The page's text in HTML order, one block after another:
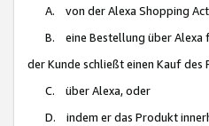
A. von der Alexa Shopping
B. eine Bestellung über Alexa
der Kunde schließt einen Kauf
C. über Alexa, oder
D. indem er das Produkt